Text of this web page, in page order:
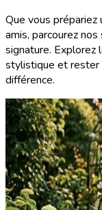
Que vous
amis, parcourez
signature. Explorez
stylistique et rester
différence.